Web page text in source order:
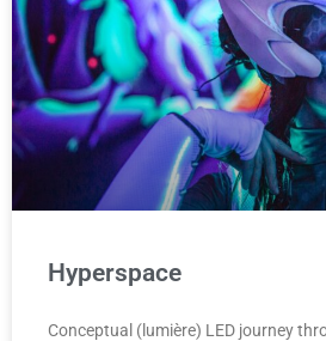
Hyperspace
Сonceptual (lumière) LED journey